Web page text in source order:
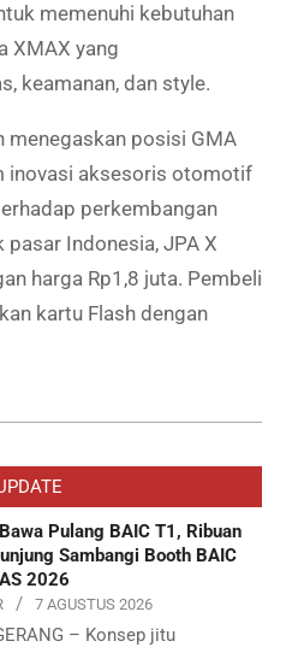
memenuhi kebutuhan
XMAX yang
keamanan, dan style.
menegaskan posisi GMA
inovasi aksesoris otomotif
perkembangan
Indonesia, JPA X
harga Rp1,8 juta. Pembeli
kartu Flash dengan
Pulang BAIC T1, Ribuan
Sambangi Booth BAIC
2026
7 AGUSTUS 2026
– Konsep jitu